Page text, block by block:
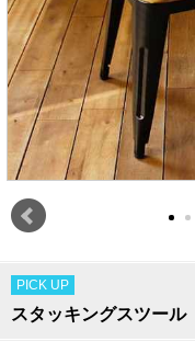
PICK UP
スタッキングスツー